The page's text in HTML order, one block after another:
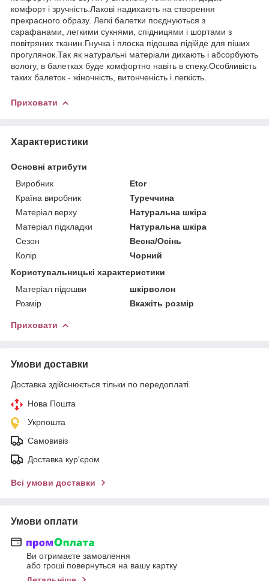
комфорт і зручність.Лакові надихають на створення
прекрасного образу. Легкі балетки поєднуються з
сарафанами, легкими сукнями, спідницями і шортами з
повітряних тканин.Гнучка і плоска підошва підійде для піших
прогулянок.Так як натуральні матеріали дихають і абсорбують
вологу, в балетках буде комфортно навіть в спеку.Особливість
таких балеток - жіночність, витонченість і легкість.
Приховати
Характеристики
Основні атрибути
Виробник
Etor
Країна виробник
Туреччина
Матеріал верху
Натуральна шкіра
Матеріал підкладки
Натуральна шкіра
Сезон
Весна/Осінь
Колір
Чорний
Користувальницькі характеристики
Матеріал підошви
шкірволон
Розмір
Вкажіть розмір
Приховати
Умови доставки
Доставка здійснюється тільки по передоплаті.
Нова Пошта
Укрпошта
Самовивіз
Доставка кур'єром
Всі умови доставки
Умови оплати
Ви отримаєте замовлення
або гроші повернуться на вашу картку